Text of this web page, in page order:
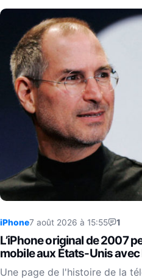
iPhone7 août 2026 à 15:55 1
L’iPhone original de 2007
mobile aux États-Unis avec
Une page de l'histoire de la